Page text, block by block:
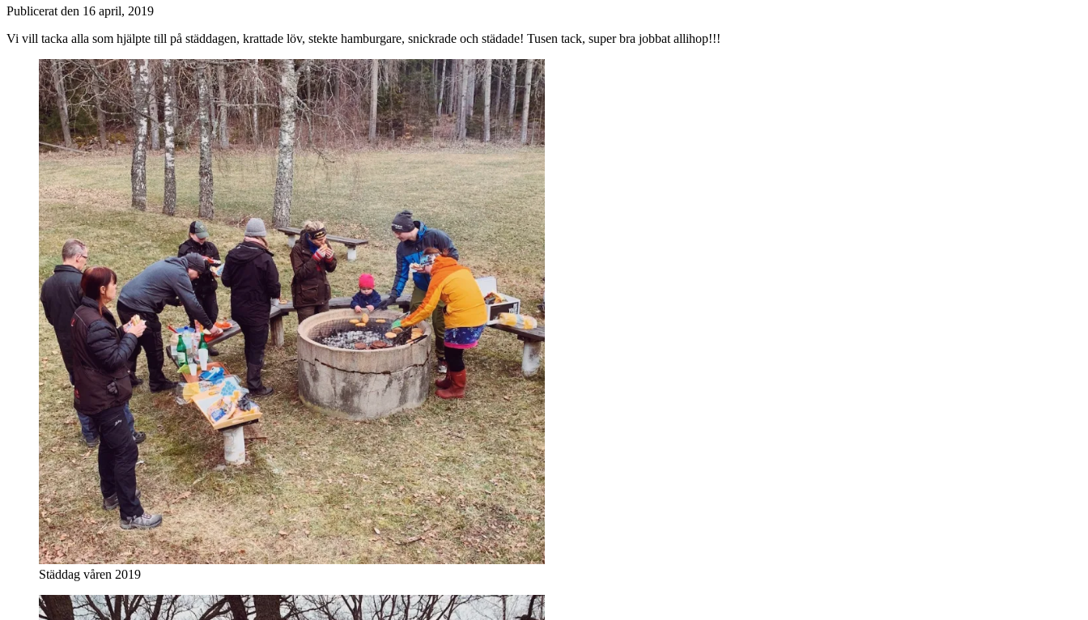
Publicerat den 16 april, 2019
Vi vill tacka alla som hjälpte till på städdagen, krattade löv, stekte hamburgare, snickrade och städade! Tusen tack, super bra jobbat allihop!!!
Städdag våren 2019